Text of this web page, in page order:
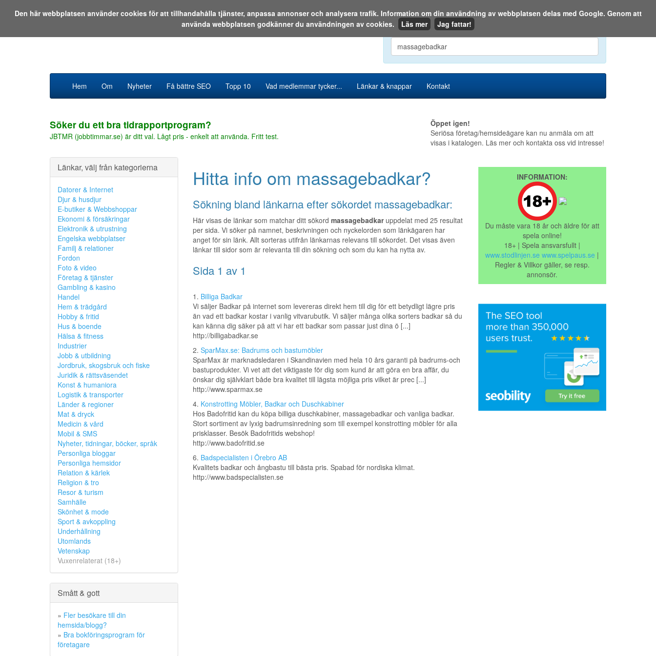
Den 8 augusti 2026
Sök i katalogen eller på webben:
Hem Om Nyheter Få bättre SEO Topp 10 Vad medlemmar tycker... Länkar & knappar Kontakt
Söker du ett bra tidrapportprogram?
JBTMR (jobbtimmar.se) är ditt val. Lågt pris - enkelt att använda. Fritt test.
Öppet igen!
Seriösa företag/hemsideägare kan nu anmäla om att
visas i katalogen. Läs mer och kontakta oss vid intresse!
Länkar, välj från kategorierna
Datorer & Internet
Djur & husdjur
E-butiker & Webbshoppar
Ekonomi & försäkringar
Elektronik & utrustning
Engelska webbplatser
Familj & relationer
Fordon
Foto & video
Företag & tjänster
Gambling & kasino
Handel
Hem & trädgård
Hobby & fritid
Hus & boende
Hälsa & fitness
Industrier
Jobb & utbildning
Jordbruk, skogsbruk och fiske
Juridik & rättsväsendet
Konst & humaniora
Logistik & transporter
Länder & regioner
Mat & dryck
Medicin & vård
Mobil & SMS
Nyheter, tidningar, böcker, språk
Personliga bloggar
Personliga hemsidor
Relation & kärlek
Religion & tro
Resor & turism
Samhälle
Skönhet & mode
Sport & avkoppling
Underhållning
Utomlands
Vetenskap
Vuxenrelaterat (18+)
Smått & gott
» Fler besökare till din
hemsida/blogg?
» Bra bokföringsprogram för
företagare
Hitta info om massagebadkar?
Sökning bland länkarna efter sökordet massagebadkar:
Här visas de länkar som matchar ditt sökord massagebadkaruppdelat med 25 resultat
per sida. Vi söker på namnet, beskrivningen och nyckelorden som länkägaren har
anget för sin länk. Allt sorteras utifrån länkarnas relevans till sökordet. Det visas även
länkar till sidor som är relevanta till din sökning och som du kan ha nytta av.
Sida 1 av 1
1. Billiga Badkar
Vi säljer Badkar på internet som levereras direkt hem till dig för ett betydligt lägre pris
än vad ett badkar kostar i vanlig vitvarubutik. Vi säljer många olika sorters badkar så du
kan känna dig säker på att vi har ett badkar som passar just dina ö [...]
http://billigabadkar.se
2. SparMax.se: Badrums och bastumöbler
SparMax är marknadsledaren i Skandinavien med hela 10 års garanti på badrums-och
bastuprodukter. Vi vet att det viktigaste för dig som kund är att göra en bra affär, du
önskar dig självklart både bra kvalitet till lägsta möjliga pris vilket är prec [...]
http://www.sparmax.se
4. Konstrotting Möbler, Badkar och Duschkabiner
Hos Badofritid kan du köpa billiga duschkabiner, massagebadkar och vanliga badkar.
Stort sortiment av lyxig badrumsinredning som till exempel konstrotting möbler för alla
prisklasser. Besök Badofritids webshop!
http://www.badofritid.se
6. Badspecialisten i Örebro AB
Kvalitets badkar och ångbastu till bästa pris. Spabad för nordiska klimat.
http://www.badspecialisten.se
INFORMATION:
Du måste vara 18 år och äldre för att
spela online!
18+ | Spela ansvarsfullt |
www.stodlinjen.se www.spelpaus.se |
Regler & Villkor gäller, se resp.
annonsör.
Den här webbplatsen använder cookies för att tillhandahålla tjänster, anpassa annonser och analysera trafik. Information om din användning av webbplatsen delas med Google. Genom att
använda webbplatsen godkänner du användningen av cookies.
Läs mer Jag fattar!